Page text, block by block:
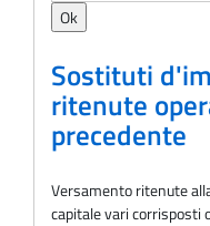
Sostituti
ritenute
precedente
Versamento ritenute
capitale vari corrisposti